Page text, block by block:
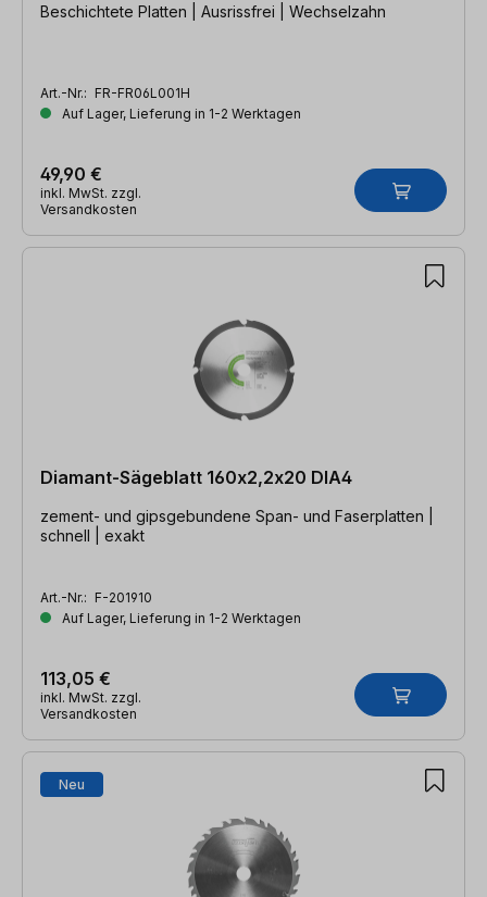
Beschichtete Platten | Ausrissfrei | Wechselzahn
Art.-Nr.: FR-FR06L001H
Auf Lager, Lieferung in 1-2 Werktagen
49,90 €
inkl. MwSt. zzgl.
Versandkosten
Diamant-Sägeblatt 160x2,2x20 DIA4
zement- und gipsgebundene Span- und Faserplatten |
schnell | exakt
Art.-Nr.: F-201910
Auf Lager, Lieferung in 1-2 Werktagen
113,05 €
inkl. MwSt. zzgl.
Versandkosten
Neu